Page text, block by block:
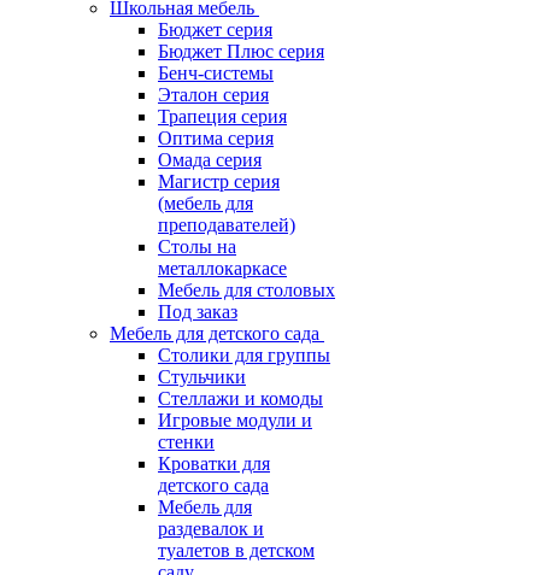
Школьная мебель
Бюджет серия
Бюджет Плюс серия
Бенч-системы
Эталон серия
Трапеция серия
Оптима серия
Омада серия
Магистр серия
(мебель для
преподавателей)
Столы на
металлокаркасе
Мебель для столовых
Под заказ
Мебель для детского сада
Столики для группы
Стульчики
Стеллажи и комоды
Игровые модули и
стенки
Кроватки для
детского сада
Мебель для
раздевалок и
туалетов в детском